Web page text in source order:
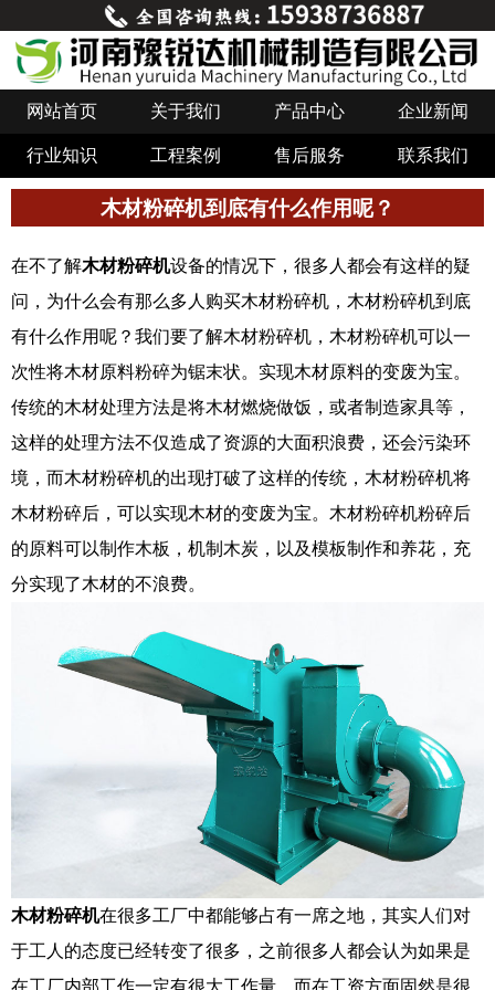
网站首页 关于我们 产品中心 企业新闻
行业知识 工程案例 售后服务 联系我们
木材粉碎机到底有什么作用呢？
在不了解木材粉碎机设备的情况下，很多人都会有这样的疑
问，为什么会有那么多人购买木材粉碎机，木材粉碎机到底
有什么作用呢？我们要了解木材粉碎机，木材粉碎机可以一
次性将木材原料粉碎为锯末状。实现木材原料的变废为宝。
传统的木材处理方法是将木材燃烧做饭，或者制造家具等，
这样的处理方法不仅造成了资源的大面积浪费，还会污染环
境，而木材粉碎机的出现打破了这样的传统，木材粉碎机将
木材粉碎后，可以实现木材的变废为宝。木材粉碎机粉碎后
的原料可以制作木板，机制木炭，以及模板制作和养花，充
分实现了木材的不浪费。
木材粉碎机在很多工厂中都能够占有一席之地，其实人们对
于工人的态度已经转变了很多，之前很多人都会认为如果是
在工厂内部工作一定有很大工作量，而在工资方面固然是很